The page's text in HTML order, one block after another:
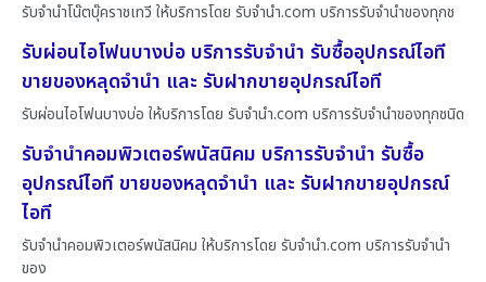
รับจำนำโน๊ตบุ๊คราชเทวี ให้บริการโดย รับจํานํา.com บริการรับจำนำของทุกช
รับผ่อนไอโฟนบางบ่อ บริการรับจำนำ รับซื้ออุปกรณ์ไอที
ขายของหลุดจำนำ และ รับฝากขายอุปกรณ์ไอที
รับผ่อนไอโฟนบางบ่อ ให้บริการโดย รับจํานํา.com บริการรับจำนำของทุกชนิด
รับจำนำคอมพิวเตอร์พนัสนิคม บริการรับจำนำ รับซื้อ
อุปกรณ์ไอที ขายของหลุดจำนำ และ รับฝากขายอุปกรณ์
ไอที
รับจำนำคอมพิวเตอร์พนัสนิคม ให้บริการโดย รับจํานํา.com บริการรับจำนำ
ของ